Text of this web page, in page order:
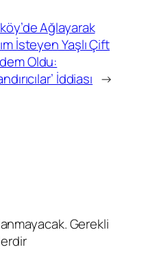
Ağlayarak
İsteyen Yaşlı Çift
Oldu:
İddiası →
Gerekli